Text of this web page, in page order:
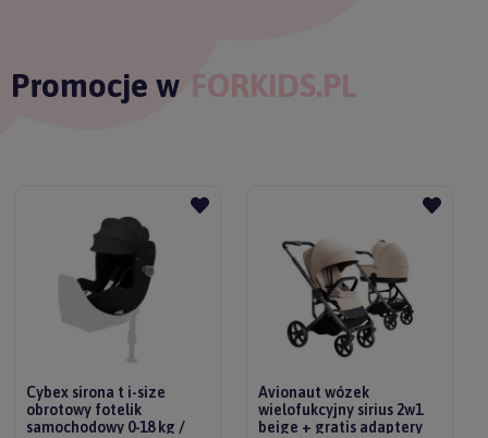
Promocje w FORKIDS.PL
Cybex sirona t i-size
obrotowy fotelik
samochodowy 0-18 kg /
Avionaut wózek
wielofukcyjny sirius 2w1
beige + gratis adaptery